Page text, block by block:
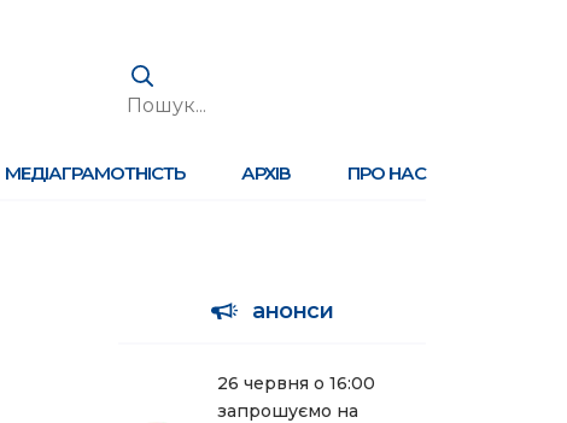
МЕДІАГРАМОТНІСТЬ АРХІВ ПРО НАС
анонси
26 червня о 16:00
запрошуємо на